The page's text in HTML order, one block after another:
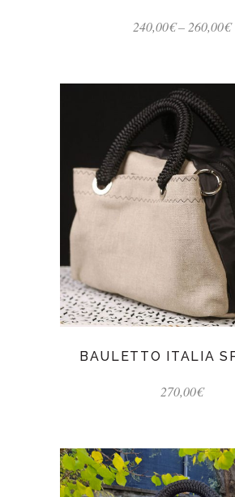
240,00€– 260,00€
BAULETTO ITALIA
270,00€